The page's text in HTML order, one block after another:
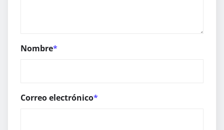
Nombre*
Correo electrónico*